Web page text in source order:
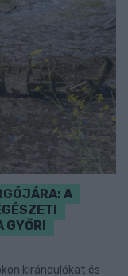
A
GYŐRI
kirándulókat és